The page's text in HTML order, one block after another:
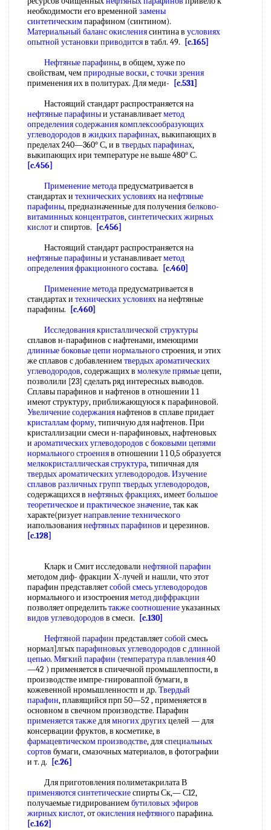
необходимости его временной замены
синтетическимпарафином (синтином).
Материальный баланс окислениясинтина в условиях
опытной установки приводитсяв табл. 49.
[c.165]
Нефтяные парафины, в общем, хуже по
свойствам, чемприродные воски, сточки зрения
применения их в политурах. Для меди-
[c.531]
Настоящий стандарт распространяется на
нефтяные парафиныи устанавливаетметод
определения содержаниякомплексообразующих
углеводородов в жидких парафинах, выкипающих в
пределах 240—360° С, и в твердых парафинах,
выкипающих ири температуре не выше 480° С.
[c.456]
Применение методапредусматривается в
стандартах и технических условияхнанефтяные
парафины, предназначенные для получениябелково-
витаминных концентратов,синтетических жирных
кислоти спиртов.
[c.456]
Настоящий стандарт распространяется на
нефтяные парафиныи устанавливаетметод
определения фракционногосостава.
[c.460]
Применение методапредусматривается в
стандартах и технических условияхна нефтяные
парафины.
[c.460]
Исследования кристаллической структуры
сплавов н-парафинов с нафтенами, имеющими
длинные боковыецепи нормальногостроения, и этих
же сплавов с добавлениемтвердых ароматических
углеводородов, содержащих в молекуле прямыецепи,
позволили [23] сделать ряд интересных выводов.
Сплавы парафинов и нафтенов в отношении 1 1
имеют структуру, приближающуюся к парафиновой.
Увеличение содержаниянафтенов в сплаве придает
кристаллам форму, типичную для нафтенов. При
кристаллизации смеси н-парафиновых, нафтеновых
и ароматических углеводородов сбоковыми цепями
нормального строенияв отношении 1 1 0,5 образуется
мелкокристаллическая структура, типичная для
твердых ароматических углеводородов. Изучение
сплавов различных групп твердых углеводородов,
содержащихся в нефтяных фракциях, имеетбольшое
теоретическоеи практическое значение, так как
характе(ризуетнаправление технического
иапользованиянефтяных парафинов и церезинов.
[c.128]
Кларк и Смит исследовали нефтяной парафин
методом диф- фракции Х-лучей и нашли, что этот
парафин представляетсобой смесь углеводородов
нормального и изостроенияметод диффракции
позволяет определитьтакже соотношениеуказанных
видов углеводородов в смеси.
[c.130]
Нефтяной парафин представляетсобой смесь
нормал]лгыхпарафиновых углеводородов сдлинной
цепью. Мягкий парафин (температура плавления40
—42 ) применяется в спичечной промышлеппости, в
производстве импре-гнироваппой бумаги, в
кожевенной нромышленностп и др. Твердый
парафин, плавящийся прп 50—52 , применяется в
основном в свечном производстве. Парафин
применяется такжедлямногих другихцелей — для
консервации фруктов, в косметике, в
фармацевтическом производстве, дляспециальных
сортов бумаги, смазочных материалов, в фотографии
и т. д.
[c.26]
Для приготовления полиметакрилата В
применяются синтетическиеспирты Ск,— С12,
получаемые гидрированиембутиловых эфиров
жирных кислот, отокисления нефтяногопарафина.
[c.162]